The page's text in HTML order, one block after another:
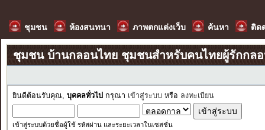
ชุมชน ห้องสนทนา ภาพตกแต่งเว็บ ค้นหา ติด
ชุมชน บ้านกลอนไทย ชุมชนสำหรับคนไทยผู้รักกล
ยินดีต้อนรับคุณ, บุคคลทั่วไป กรุณา เข้าสู่ระบบ หรือ ลงทะเบียน
เข้าสู่ระบบด้วยชื่อผู้ใช้ รหัสผ่าน และระยะเวลาในเซสชั่น